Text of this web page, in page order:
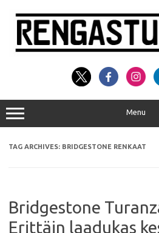
content
Menu
TAG ARCHIVES: BRIDGESTONE RENKAAT
Bridgestone
Erittäin laadukas